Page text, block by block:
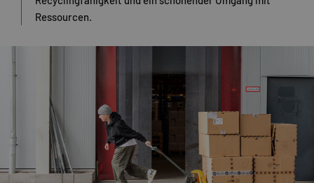
Ressourcen.